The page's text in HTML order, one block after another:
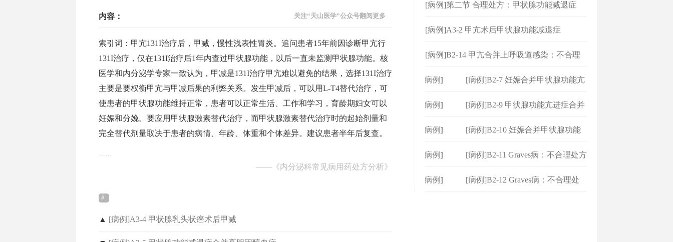
内容： 关注“天山医学”公众号翻阅更多
索引词：甲亢131I治疗后，甲减，慢性浅表性胃炎。追问患者15年前因诊断甲亢行
131I治疗，仅在131I治疗后1年内查过甲状腺功能，以后一直未监测甲状腺功能。核
医学和内分泌学专家一致认为，甲减是131I治疗甲亢难以避免的结果，选择131I治疗
主要是要权衡甲亢与甲减后果的利弊关系。发生甲减后，可以用L-T4替代治疗，可
使患者的甲状腺功能维持正常，患者可以正常生活、工作和学习，育龄期妇女可以
妊娠和分娩。要应用甲状腺激素替代治疗，而甲状腺激素替代治疗时的起始剂量和
完全替代剂量取决于患者的病情、年龄、体重和个体差异。建议患者半年后复查。
—— 《内分泌科常见病用药处方分析》
▲ [病例]A3-4 甲状腺乳头状癌术后甲减
[病例]第二节 合理处方：甲状腺功能减退症
[病例]A3-2 甲亢术后甲状腺功能减退症
[病例]B2-14 甲亢合并上呼吸道感染：不合理
病例] [病例]B2-7 妊娠合并甲状腺功能亢
病例] [病例]B2-9 甲状腺功能亢进症合并
病例]
[病例]B2-10 妊娠合并甲状腺功能
病例] [病例]B2-11 Graves病：不合理处方
病例]
[病例]B2-12 Graves病：不合理处